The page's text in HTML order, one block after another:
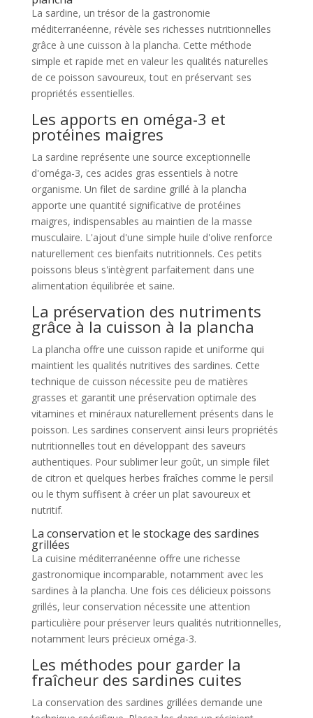
La sardine, un trésor de la gastronomie
méditerranéenne, révèle ses richesses nutritionnelles
grâce à une cuisson à la plancha. Cette méthode
simple et rapide met en valeur les qualités naturelles
de ce poisson savoureux, tout en préservant ses
propriétés essentielles.
Les apports en oméga-3 et
protéines maigres
La sardine représente une source exceptionnelle
d'oméga-3, ces acides gras essentiels à notre
organisme. Un filet de sardine grillé à la plancha
apporte une quantité significative de protéines
maigres, indispensables au maintien de la masse
musculaire. L'ajout d'une simple huile d'olive renforce
naturellement ces bienfaits nutritionnels. Ces petits
poissons bleus s'intègrent parfaitement dans une
alimentation équilibrée et saine.
La préservation des nutriments
grâce à la cuisson à la plancha
La plancha offre une cuisson rapide et uniforme qui
maintient les qualités nutritives des sardines. Cette
technique de cuisson nécessite peu de matières
grasses et garantit une préservation optimale des
vitamines et minéraux naturellement présents dans le
poisson. Les sardines conservent ainsi leurs propriétés
nutritionnelles tout en développant des saveurs
authentiques. Pour sublimer leur goût, un simple filet
de citron et quelques herbes fraîches comme le persil
ou le thym suffisent à créer un plat savoureux et
nutritif.
La conservation et le stockage des sardines
grillées
La cuisine méditerranéenne offre une richesse
gastronomique incomparable, notamment avec les
sardines à la plancha. Une fois ces délicieux poissons
grillés, leur conservation nécessite une attention
particulière pour préserver leurs qualités nutritionnelles,
notamment leurs précieux oméga-3.
Les méthodes pour garder la
fraîcheur des sardines cuites
La conservation des sardines grillées demande une